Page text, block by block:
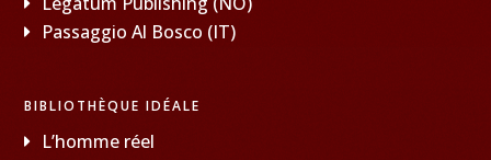
Passaggio Al Bosco (IT)
BIBLIOTHÈQUE IDÉALE
L’homme réel